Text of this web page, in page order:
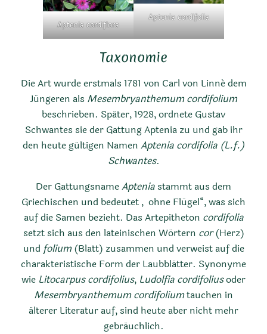
Südafrika
Ursprungsregionen
Östliche Küstenregion der
Kap-Provinz und Kruger-
Nationalpark, Transvaal
Aptenia cordiflora
Aptenia cordifolia
Taxonomie
Die Art wurde erstmals 1781 von Carl von Linné dem
Jüngeren als Mesembryanthemum cordifolium
beschrieben. Später, 1928, ordnete Gustav
Schwantes sie der Gattung Aptenia zu und gab ihr
den heute gültigen Namen Aptenia cordifolia (L.f.)
Schwantes.
Der GattungsnameAptenia stammt aus dem
Griechischen und bedeutet „ohne Flügel“, was sich
auf die Samen bezieht. Das Artepitheton cordifolia
setzt sich aus den lateinischen Wörtern cor(Herz)
und folium(Blatt) zusammen und verweist auf die
charakteristische Form der Laubblätter. Synonyme
wie Litocarpus cordifolius, Ludolfia cordifoliusoder
Mesembryanthemum cordifoliumtauchen in
älterer Literatur auf, sind heute aber nicht mehr
gebräuchlich.